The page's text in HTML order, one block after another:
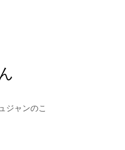
ジャンのこ